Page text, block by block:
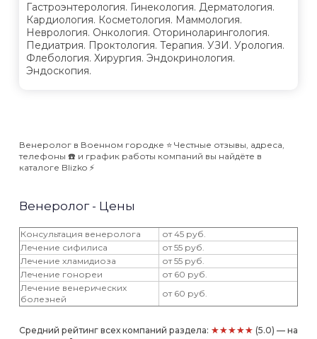
Гастроэнтерология. Гинекология. Дерматология.
Кардиология. Косметология. Маммология.
Неврология. Онкология. Оториноларингология.
Педиатрия. Проктология. Терапия. УЗИ. Урология.
Флебология. Хирургия. Эндокринология.
Эндоскопия.
Венеролог в Военном городке ⭐️ Честные отзывы, адреса,
телефоны ☎️ и график работы компаний вы найдёте в
каталоге Blizko ⚡️
Венеролог - Цены
Консультация венеролога
от 45 руб.
Лечение сифилиса
от 55 руб.
Лечение хламидиоза
от 55 руб.
Лечение гонореи
от 60 руб.
Лечение венерических
болезней
от 60 руб.
Средний рейтинг всех компаний раздела: ★★★★★ (5.0) — на